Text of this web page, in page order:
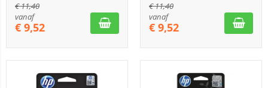
€11,40
vanaf
€ 9,52
€11,40
vanaf
€ 9,52